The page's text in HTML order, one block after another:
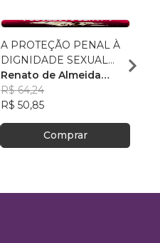
A PROTEÇÃO PENAL À
DIGNIDADE SEXUAL
INFANTO - JUVENIL
Renato de Almeida
Souto
R$ 64,24
R$ 50,85
Comprar